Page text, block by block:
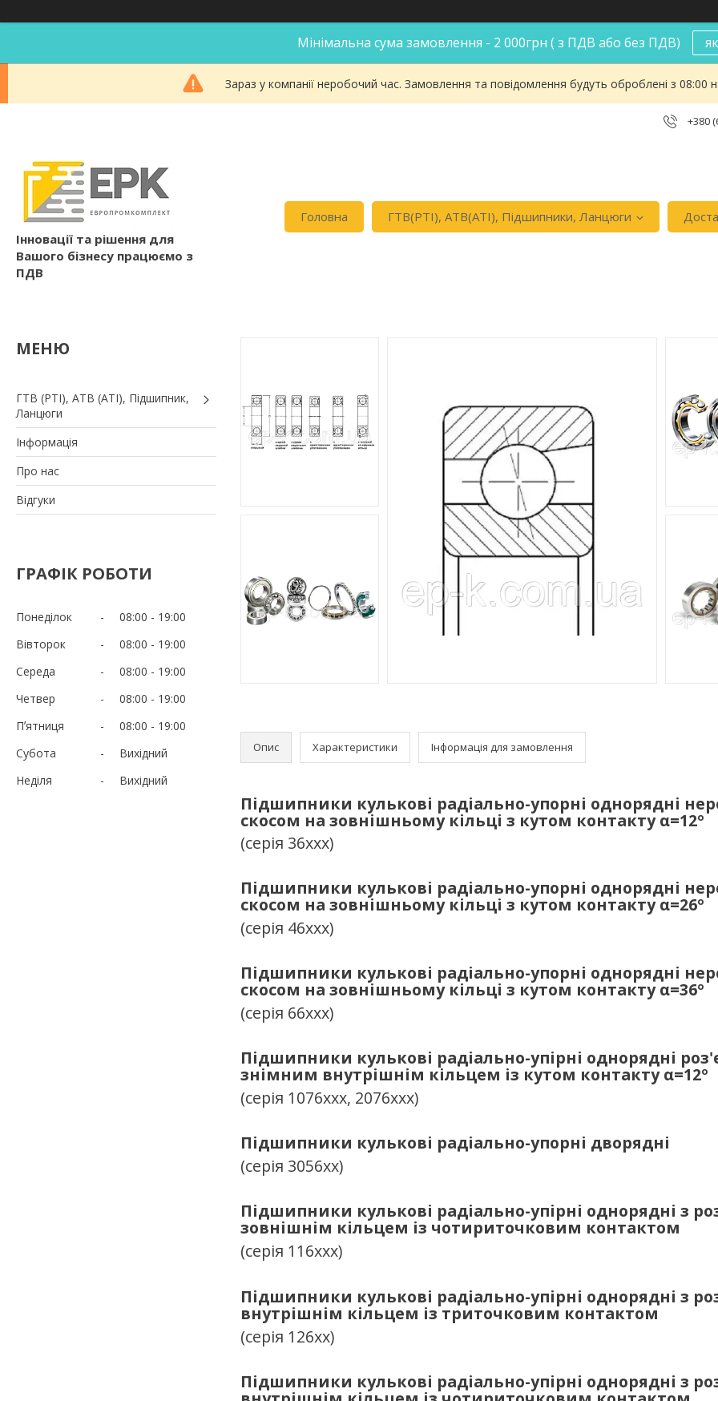
Мінімальна сума замовлення - 2 000грн ( з ПДВ або без ПДВ)
Зараз у компанії неробочий час. Замовлення та повідомлення будуть оброблені з
+380
Інновації та рішення для
Вашого бізнесу працюємо з
ПДВ
Головна ГТВ(РТI), АТВ(АТI), Пiдшипники, Ланцюги
ГТВ (РТI), АТВ (АТI), Пiдшипник,
Ланцюги
Iнформація
Про нас
Вiдгуки
ГРАФІК РОБОТИ
Понеділок 08:00
19:00
Вівторок
08:00
19:00
Середа
08:00
19:00
Четвер
08:00
19:00
Пʼятниця
08:00
19:00
Субота
Вихідний
Неділя
Вихідний
Опис Характеристики Інформація для замовлення
Підшипники кулькові радіально-упорні однорядні
скосом на зовнішньому кільці з кутом контактуα=12º
(серія 36ххх)
Підшипники кулькові радіально-упорні однорядні
скосом на зовнішньому кільці з кутом контактуα=26º
(серія 46ххх)
Підшипники кулькові радіально-упорні однорядні
скосом на зовнішньому кільці з кутом контактуα=36º
(серія 66ххх)
Підшипники кулькові радіально-упірні однорядні
знімним внутрішнім кільцем із кутом контактуα=12º
(серія 1076ххх, 2076ххх)
Підшипники кулькові радіально-упорні дворядні
(серія 3056хх)
Підшипники кулькові радіально-упірні однорядні з
зовнішнім кільцем із чотириточковим контактом
(серія 116ххх)
Підшипники кулькові радіально-упірні однорядні з
внутрішнім кільцем із триточковим контактом
(серія 126хх)
Підшипники кулькові радіально-упірні однорядні з